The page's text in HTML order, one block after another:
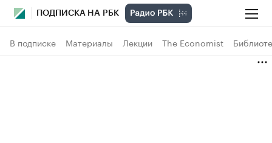
ПОДПИСКА НА РБК
В подписке Материалы Лекции The Economist